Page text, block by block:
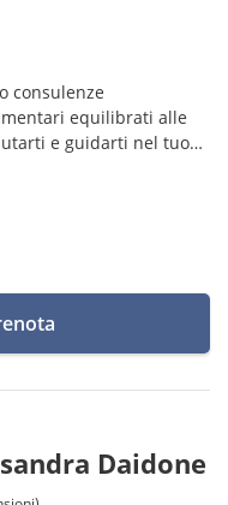
consulenze
equilibrati alle
e guidarti nel tuo
Daidone